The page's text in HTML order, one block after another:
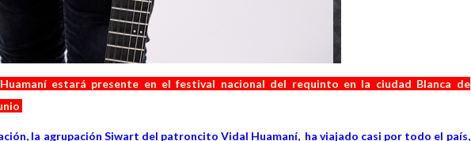
estará presente en el festival nacional del requinto en la ciudad Blanca de
la agrupación Siwart del patroncito Vidal Huamaní, ha viajado casi por todo el país,